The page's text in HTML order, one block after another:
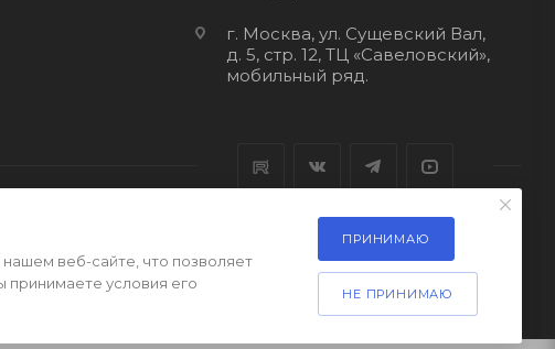
г. Москва, ул. Сущевский Вал,
д. 5, стр. 12, ТЦ «Савеловский»,
мобильный ряд.
веб-сайте, что позволяет
принимаете условия его
ПРИНИМАЮ
НЕ ПРИНИМАЮ